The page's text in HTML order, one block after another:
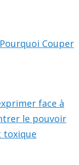
Couper
face à
le pouvoir
toxique